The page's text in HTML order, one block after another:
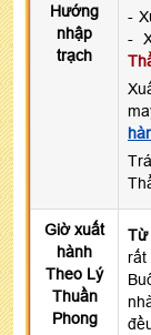
Hướng
nhập
trạch
-
-
Giờ xuất
hành
Theo Lý
Thuần
Phong
Từ
rất